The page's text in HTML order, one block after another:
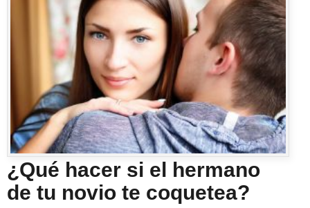
¿Qué hacer si el hermano
de tu novio te coquetea?